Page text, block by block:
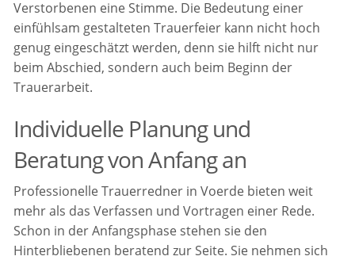
Verstorbenen eine Stimme. Die Bedeutung einer
einfühlsam gestalteten Trauerfeier kann nicht hoch
genug eingeschätzt werden, denn sie hilft nicht nur
beim Abschied, sondern auch beim Beginn der
Trauerarbeit.
Individuelle Planung und
Beratung von Anfang an
Professionelle Trauerredner in Voerde bieten weit
mehr als das Verfassen und Vortragen einer Rede.
Schon in der Anfangsphase stehen sie den
Hinterbliebenen beratend zur Seite. Sie nehmen sich